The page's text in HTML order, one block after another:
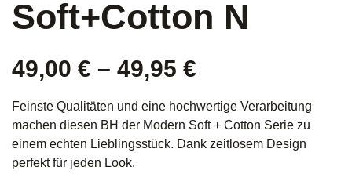
Soft+Cotton N
49,00 € – 49,95 €
Feinste Qualitäten und eine hochwertige Verarbeitung
machen diesen BH der Modern Soft + Cotton Serie zu
einem echten Lieblingsstück. Dank zeitlosem Design
perfekt für jeden Look.